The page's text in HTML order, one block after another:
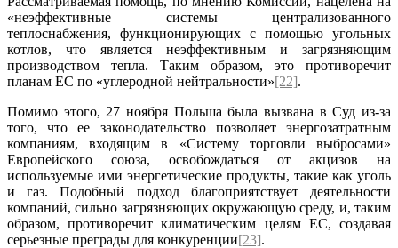
«неэффективные системы централизованного
теплоснабжения, функционирующих с помощью угольных
котлов, что является неэффективным и загрязняющим
производством тепла. Таким образом, это противоречит
планам ЕС по «углеродной нейтральности»[22].
Помимо этого, 27 ноября Польша была вызвана в Суд из-за
того, что ее законодательство позволяет энергозатратным
компаниям, входящим в «Систему торговли выбросами»
Европейского союза, освобождаться от акцизов на
используемые ими энергетические продукты, такие как уголь
и газ. Подобный подход благоприятствует деятельности
компаний, сильно загрязняющих окружающую среду, и, таким
образом, противоречит климатическим целям ЕС, создавая
серьезные преграды для конкуренции[23].